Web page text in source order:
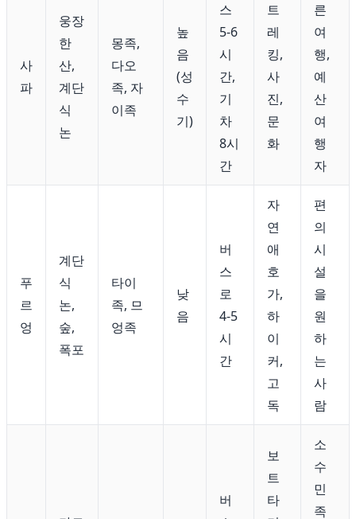
사
파
웅장
한
산,
계단
식
논
몽족,
다오
족, 자
이족
높
음
(성
수
기)
스
5-6
시
간,
기
차
8시
간
트
레
킹,
사
진,
문
화
른
여
행,
예
산
여
행
자
푸
르
엉
계단
식
논,
숲,
폭포
타이
족, 므
엉족
낮
음
버
스
로
4-5
시
간
자
연
애
호
가,
하
이
커,
고
독
편
의
시
설
을
원
하
는
사
람
버
보
트
타
소
수
민
족